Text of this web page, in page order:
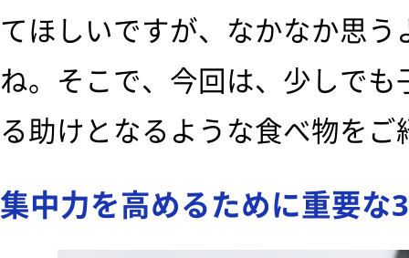
てほしいですが、なかなか思
ね。そこで、今回は、少しで
る助けとなるような食べ物をご
集中力を高めるために重要な